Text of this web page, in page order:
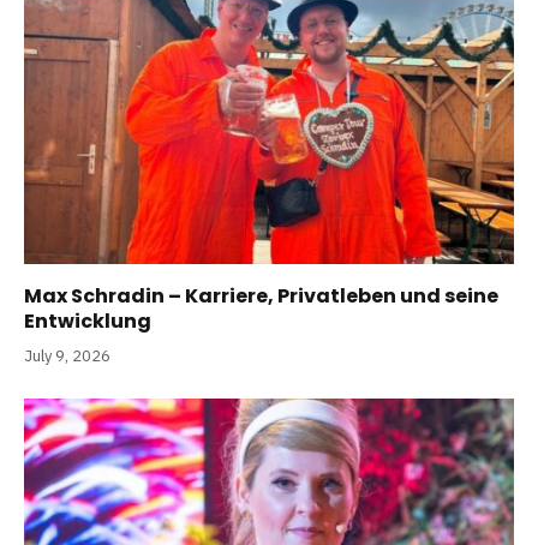
Max Schradin – Karriere, Privatleben und seine
Entwicklung
July 9, 2026